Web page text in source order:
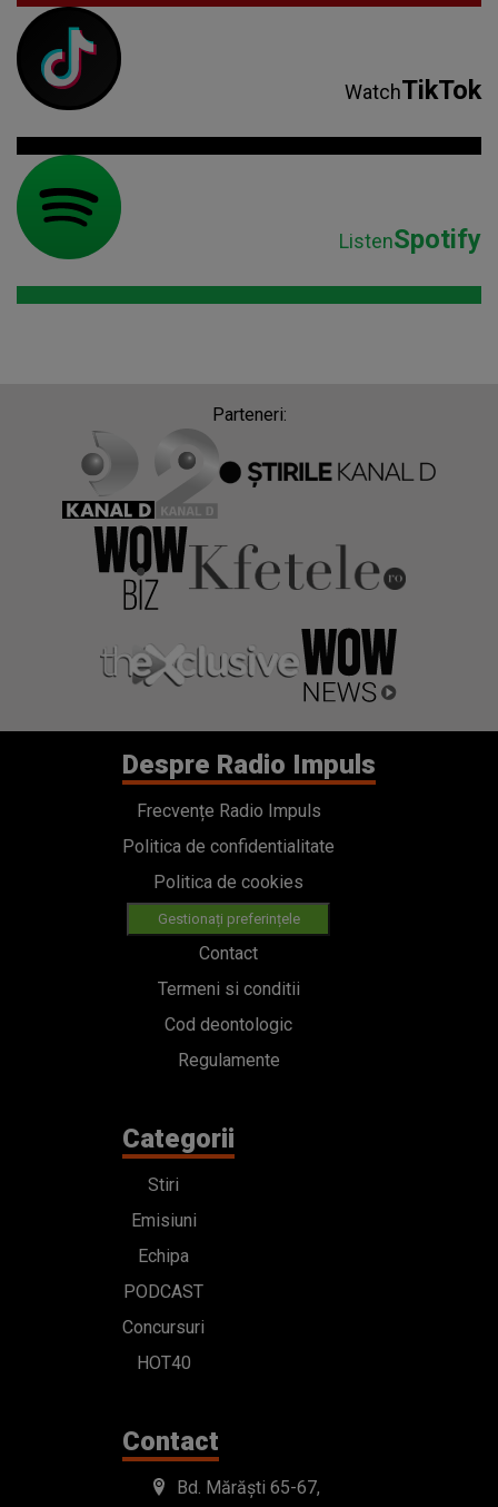
WatchTikTok
ListenSpotify
Parteneri:
Despre Radio Impuls
Frecvențe Radio Impuls
Politica de confidentialitate
Politica de cookies
Gestionați preferințele
Contact
Termeni si conditii
Cod deontologic
Regulamente
Categorii
Stiri
Emisiuni
Echipa
PODCAST
Concursuri
HOT40
Contact
Bd. Mărăști 65-67,